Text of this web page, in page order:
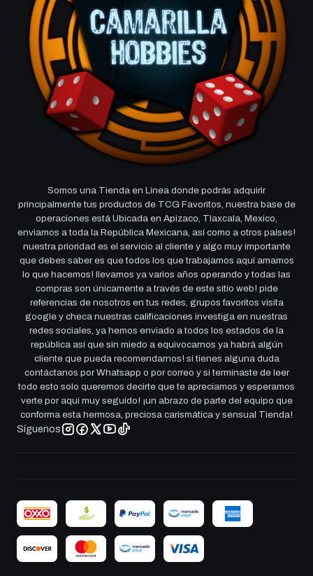
Somos una Tienda en Linea donde podrás adquirir
principalmente tus productos de TCG Favoritos, nuestra base de
operaciones está Ubicada en Apizaco, Tlaxcala, Mexico,
enviamos a toda la República Mexicana, así como a otros países!
nuestra prioridad es el servicio al cliente y algo muy importante
que debes saber es que todos los que trabajamos aquí amamos
lo que hacemos! llevamos ya varios años operando y todas las
compras son únicamente a través de este sitio web! pide
referencias de nosotros en tus redes, grupos favoritos visita
google y checa nuestras calificaciones investiga en nuestras
redes sociales, ya hemos enviado a todos los estados de la
república así que sin miedo a equivocarnos ya habrá algún
cliente que pueda recomendarnos! si tienes alguna duda
contáctanos por Whatsapp o por correo y si terminaste de leer
todo esto solo queremos decirte que te apreciamos y esperamos
verte por aqui muy seguido! ¡un abrazo de parte del equipo que
conforma esta hermosa, preciosa carismática y sensual Tienda!
Síguenos